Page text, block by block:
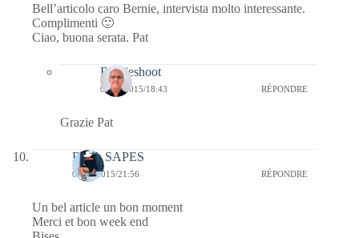
Bell’articolo caro Bernie, intervista molto interessante.
Complimenti 🙂
Ciao, buona serata. Pat
Bernieshoot
06/06/2015/18:43 RÉPONDRE
Grazie Pat
Black SAPES
05/06/2015/21:56 RÉPONDRE
Un bel article un bon moment
Merci et bon week end